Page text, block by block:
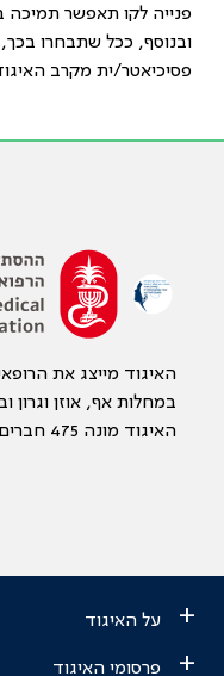
פנייה לקו תאפשר תמיכה
ובנוסף, ככל שתבחרו
פסיכיאטר/ית מקרב
האיגוד מייצג את
במחלות אף, אוזן וגרון
האיגוד מונה 475 חברים וחברים נלווים
+ על האיגוד
+ פרסומי האיגוד